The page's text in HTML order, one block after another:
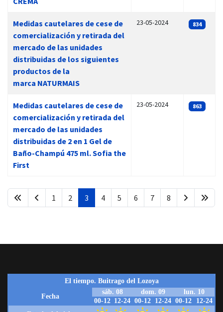
Medidas cautelares de cese de
comercialización y retirada del
mercado de las unidades
distribuidas de los siguientes
productos de la
marca NATURMAIS
23-05-2024 834
Medidas cautelares de cese de
comercialización y retirada del
mercado de las unidades
distribuidas de 2 en 1 Gel de
Baño-Champú 475 ml. Sofia the
First
23-05-2024 863
Página 3 de 8
1 2 3 4 5 6 7 8